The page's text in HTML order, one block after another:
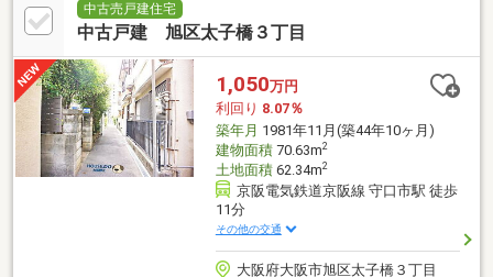
中古売戸建住宅
中古戸建 旭区太子橋３丁目
1,050万円
利回り 8.07％
築年月 1981年11月(築44年10ヶ月)
建物面積70.63m2
土地面積62.34m2
京阪電気鉄道京阪線 守口市駅 徒歩
11分
その他の交通
大阪府大阪市旭区太子橋３丁目